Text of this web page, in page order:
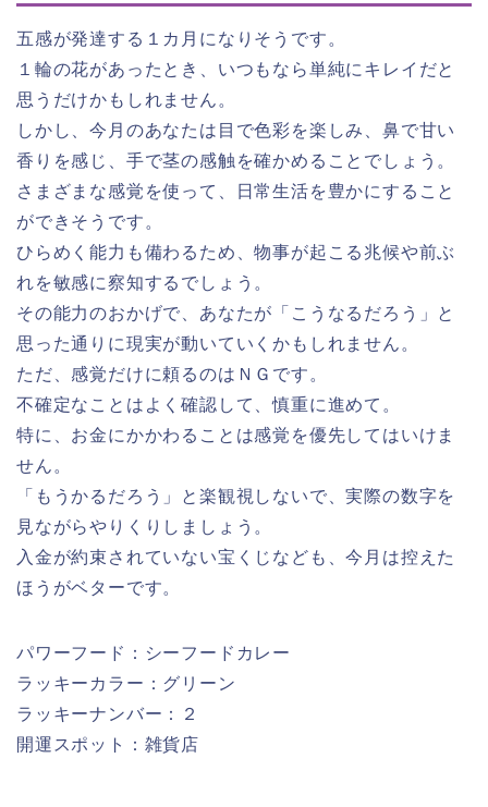
五感が発達する１カ月になりそうです。
１輪の花があったとき、いつもなら単純にキレイだと
思うだけかもしれません。
しかし、今月のあなたは目で色彩を楽しみ、鼻で甘い
香りを感じ、手で茎の感触を確かめることでしょう。
さまざまな感覚を使って、日常生活を豊かにすること
ができそうです。
ひらめく能力も備わるため、物事が起こる兆候や前ぶ
れを敏感に察知するでしょう。
その能力のおかげで、あなたが「こうなるだろう」と
思った通りに現実が動いていくかもしれません。
ただ、感覚だけに頼るのはＮＧです。
不確定なことはよく確認して、慎重に進めて。
特に、お金にかかわることは感覚を優先してはいけま
せん。
「もうかるだろう」と楽観視しないで、実際の数字を
見ながらやりくりしましょう。
入金が約束されていない宝くじなども、今月は控えた
ほうがベターです。
パワーフード：シーフードカレー
ラッキーカラー：グリーン
ラッキーナンバー：２
開運スポット：雑貨店